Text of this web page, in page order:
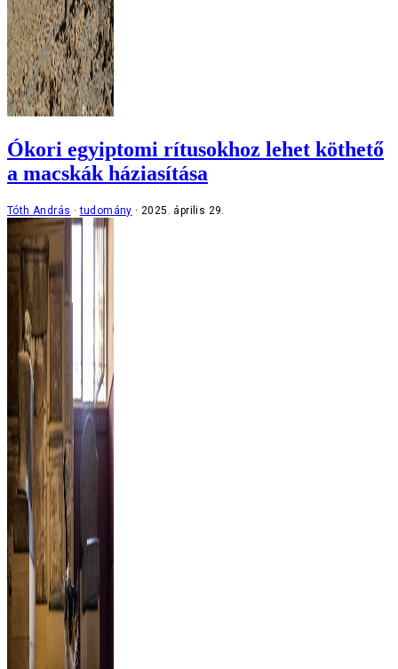
Ókori egyiptomi rítusokhoz lehet köthető
a macskák háziasítása
Tóth András tudomány 2025. április 29.